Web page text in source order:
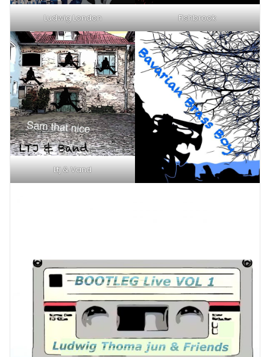
Ludwig London Fishbrook
Ltj & Vand